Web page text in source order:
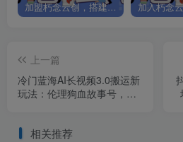
加盟朽念云创，搭建同款项目资源站，实现日入2000+
上一篇
冷门蓝海AI长视频3.0搬运新
玩法：伦理狗血故事号，小
相关推荐